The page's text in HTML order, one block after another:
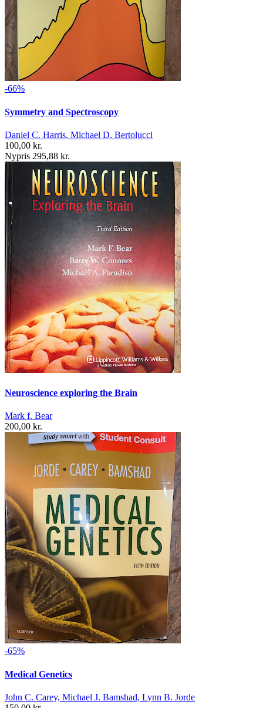
-66%
Symmetry and Spectroscopy
Daniel C. Harris, Michael D. Bertolucci
100,00 kr.
Nypris 295,88 kr.
Neuroscience exploring the Brain
Mark f. Bear
200,00 kr.
-65%
Medical Genetics
John C. Carey, Michael J. Bamshad, Lynn B. Jorde